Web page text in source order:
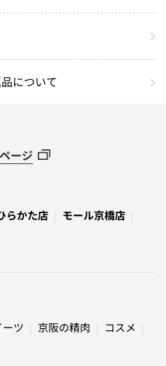
について
ージ
らかた店
モール京橋店
ツ 京阪の精肉
コスメ